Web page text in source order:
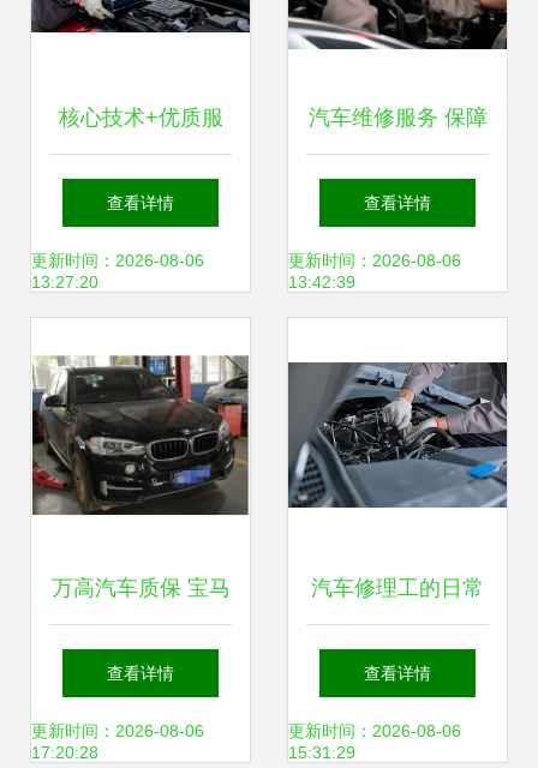
核心技术+优质服
务 比亚迪销量飞升
的背后密码
查看详情
更新时间：2026-08-06
13:27:20
汽车维修服务 保障
行车安全与性能的
关键
查看详情
更新时间：2026-08-06
13:42:39
万高汽车质保 宝马
X5偏心轴故障真相
与维修费用解析
查看详情
更新时间：2026-08-06
17:20:28
汽车修理工的日常
如何精准检查发动
机健康
查看详情
更新时间：2026-08-06
15:31:29